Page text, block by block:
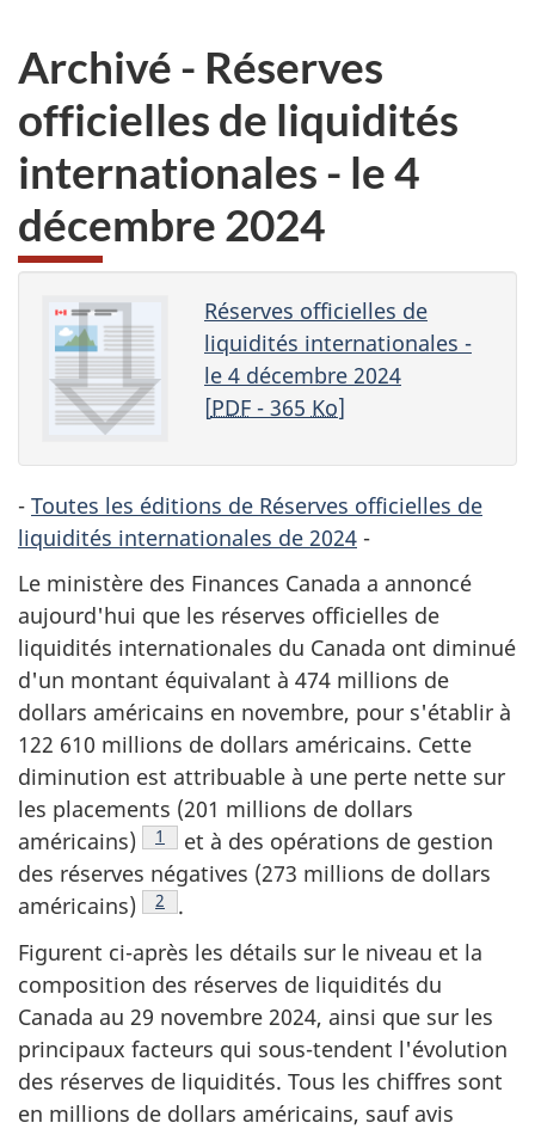
Archivé - Réserves
officielles de liquidités
internationales - le 4
décembre 2024
Réserves officielles de
liquidités internationales -
le 4 décembre 2024
[PDF- 365 Ko]
- Toutes les éditions de Réserves officielles de
liquidités internationales de 2024 -
Le ministère des Finances Canada a annoncé
aujourd'hui que les réserves officielles de
liquidités internationales du Canada ont diminué
d'un montant équivalant à 474 millions de
dollars américains en novembre, pour s'établir à
122 610 millions de dollars américains. Cette
diminution est attribuable à une perte nette sur
les placements (201 millions de dollars
américains)
Note de bas de page
1
et à des opérations de gestion
des réserves négatives (273 millions de dollars
américains)
Note de bas de page
2
.
Figurent ci-après les détails sur le niveau et la
composition des réserves de liquidités du
Canada au 29 novembre 2024, ainsi que sur les
principaux facteurs qui sous-tendent l'évolution
des réserves de liquidités. Tous les chiffres sont
en millions de dollars américains, sauf avis